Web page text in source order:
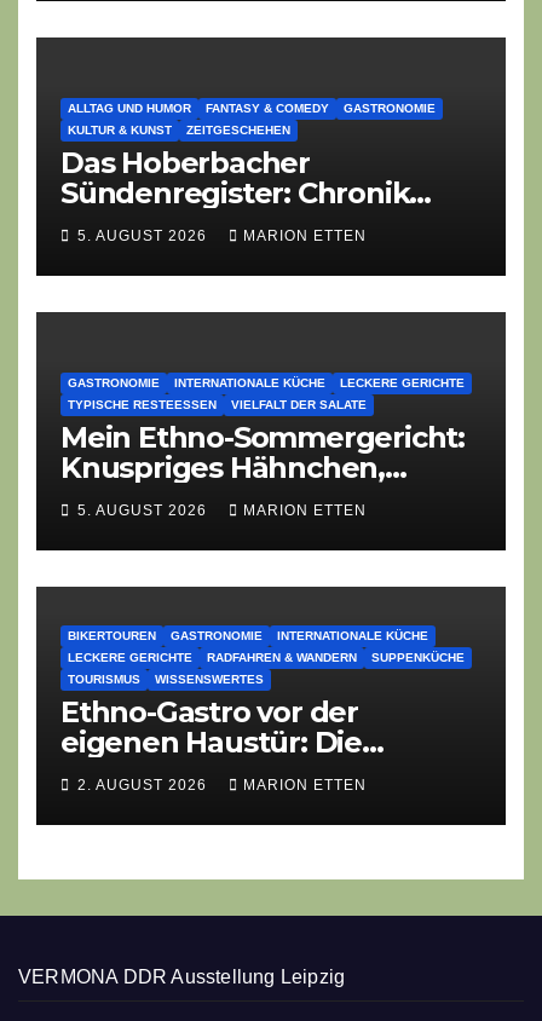
ALLTAG UND HUMOR FANTASY & COMEDY
GASTRONOMIE
KULTUR & KUNST
ZEITGESCHEHEN
Das Hoberbacher
Sündenregister: Chronik
eines angekündigten
Dorffest-Debakels
5. AUGUST 2026 MARION ETTEN
GASTRONOMIE INTERNATIONALE KÜCHE
LECKERE GERICHTE
TYPISCHE RESTEESSEN
VIELFALT DER SALATE
Mein Ethno-Sommergericht:
Knuspriges Hähnchen,
Lauch-Rührei, Salat
5. AUGUST 2026 MARION ETTEN
BIKERTOUREN GASTRONOMIE
INTERNATIONALE KÜCHE
LECKERE GERICHTE
RADFAHREN & WANDERN
SUPPENKÜCHE
TOURISMUS
WISSENSWERTES
Ethno-Gastro vor der
eigenen Haustür: Die
geheime kulinarische DNA
des Gasthofs „Zur Eiche“
2. AUGUST 2026 MARION ETTEN
VERMONA DDR Ausstellung Leipzig